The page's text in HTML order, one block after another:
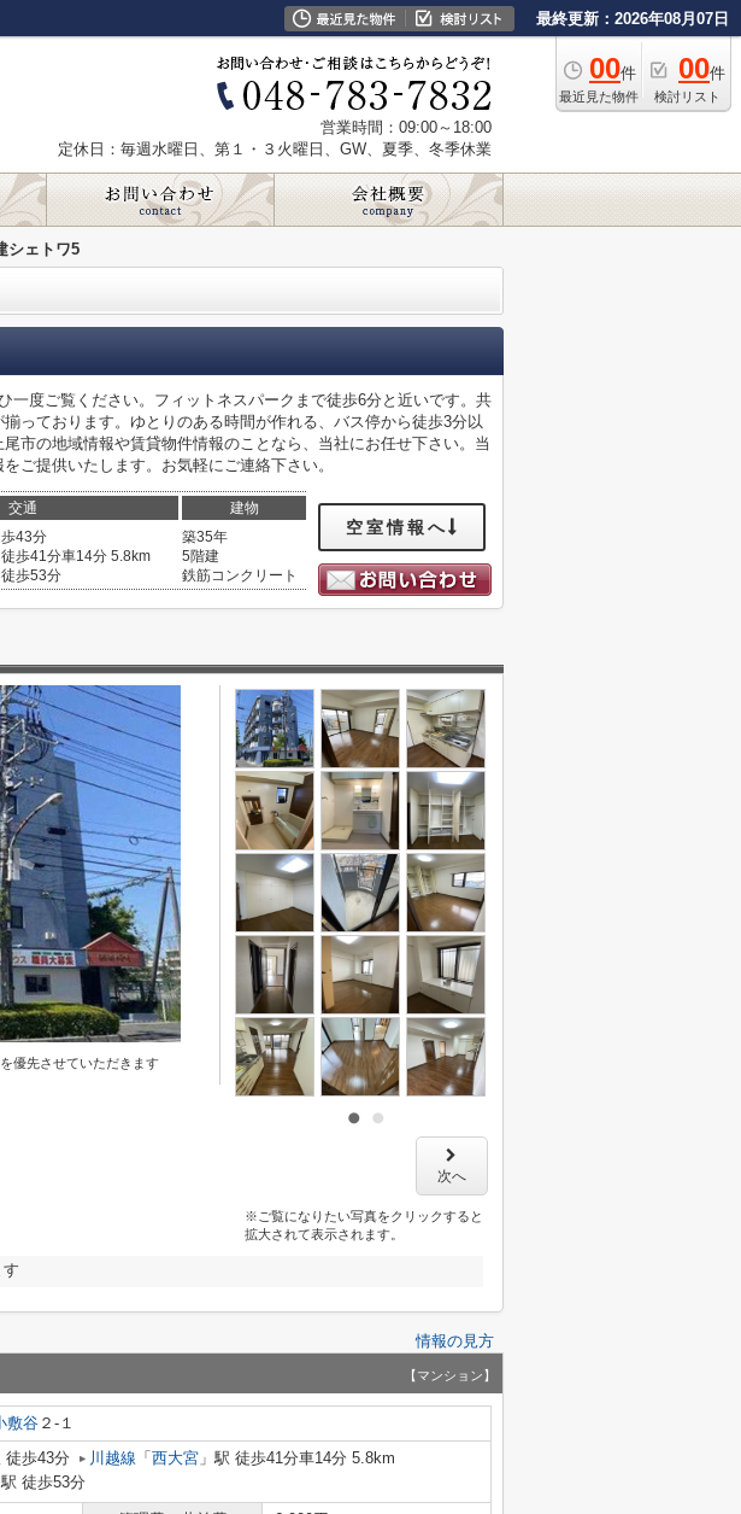
最終更新：2026年08月07日
00件
最近見た物件
00件
検討リスト
営業時間：09:00～18:00
定休日：毎週水曜日、第１・３火曜日、GW、夏季、冬季休業
シェトワ5
一度ご覧ください。フィットネスパークまで徒歩6分と近いです。共
っております。ゆとりのある時間が作れる、バス停から徒歩3分以
市の地域情報や賃貸物件情報のことなら、当社にお任せ下さい。当
ご提供いたします。お気軽にご連絡下さい。
交通 建物
歩43分
徒歩41分車14分 5.8km
徒歩53分
築35年
5階建
鉄筋コンクリート
空室情報へ
優先させていただきます
次へ
※ご覧になりたい写真をクリックすると
拡大されて表示されます。
す
情報の見方
【マンション】
敷谷 ２-１
徒歩43分 川越線 「 西大宮 」駅 徒歩41分車14分 5.8km
駅 徒歩53分